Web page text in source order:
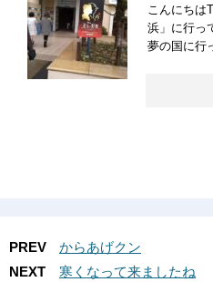
こんにちは
浜」に行っ
夢の国に行
PREV
からあげクン
NEXT
寒くなって来ましたね